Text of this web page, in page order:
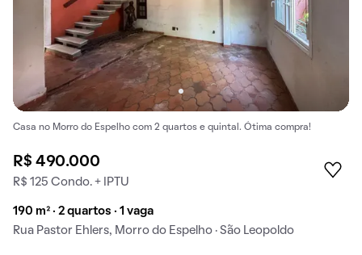
Casa no Morro do Espelho com 2 quartos e quintal. Ótima compra!
R$ 490.000
R$ 125 Condo. + IPTU
190 m² · 2 quartos · 1 vaga
Rua Pastor Ehlers, Morro do Espelho · São Leopoldo